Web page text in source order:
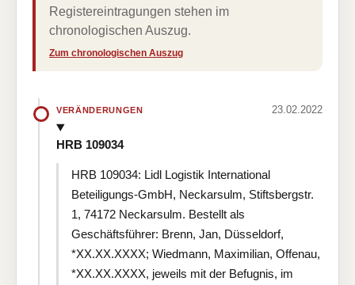
Registereintragungen stehen im
chronologischen Auszug.
Zum chronologischen Auszug
VERÄNDERUNGEN 23.02.2022
HRB 109034
HRB 109034: Lidl Logistik International
Beteiligungs-GmbH, Neckarsulm, Stiftsbergstr.
1, 74172 Neckarsulm. Bestellt als
Geschäftsführer: Brenn, Jan, Düsseldorf,
*XX.XX.XXXX; Wiedmann, Maximilian, Offenau,
*XX.XX.XXXX, jeweils mit der Befugnis, im